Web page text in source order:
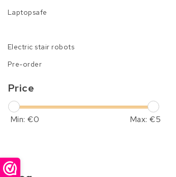
Laptopsafe
Electric stair robots
Pre-order
Price
Min: €0 Max: €5